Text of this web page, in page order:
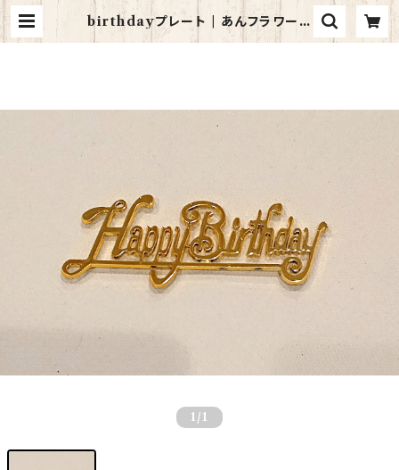
birthdayプレート | あんフラワーケ
ーキ《華水月》
1 /1